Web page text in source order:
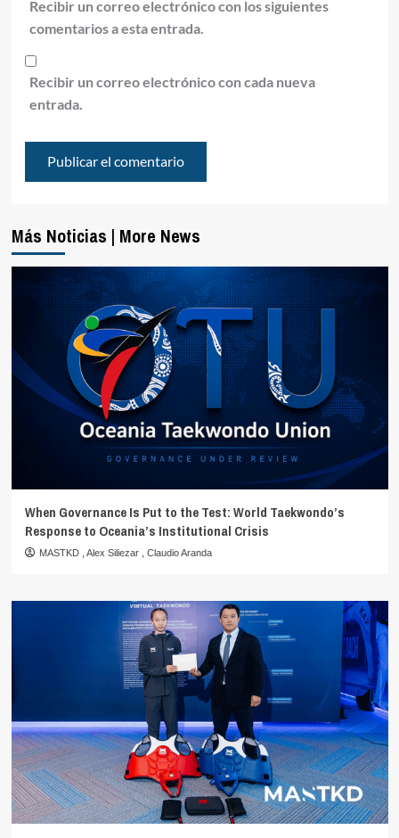
Recibir un correo electrónico con los siguientes
comentarios a esta entrada.
Recibir un correo electrónico con cada nueva
entrada.
Más Noticias | More News
When Governance Is Put to the Test: World Taekwondo’s
Response to Oceania’s Institutional Crisis
MASTKD Alex Siliezar Claudio Aranda